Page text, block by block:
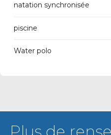
natation synchronisée
piscine
Water polo